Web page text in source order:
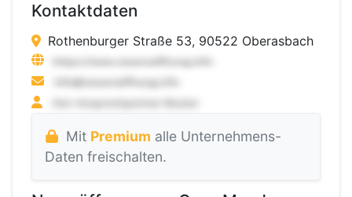
Kontaktdaten
Rothenburger Straße 53, 90522 Oberasbach
Mit Premium alle Unternehmens-
Daten freischalten.